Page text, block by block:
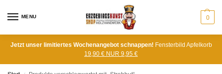
MENU 0
Jetzt unser limitiertes Wochenangebot schnappen! Fensterbild Apfelkorb
19,90 € NUR 9,95 €